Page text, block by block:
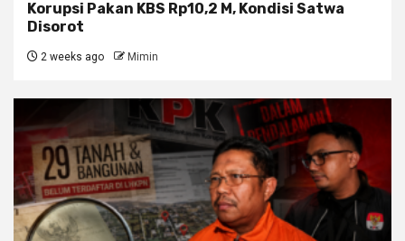
Korupsi Pakan KBS Rp10,2 M, Kondisi Satwa
Disorot
2 weeks ago Mimin